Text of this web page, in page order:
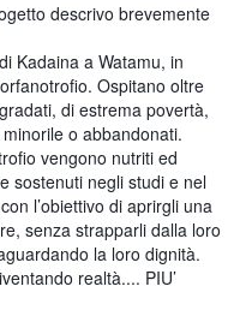
descrivo brevemente
Kadaina a Watamu, in
Ospitano oltre
di estrema povertà,
o abbandonati.
vengono nutriti ed
sostenuti negli studi e nel
l’obiettivo di aprirgli una
senza strapparli dalla loro
la loro dignità.
realtà.... PIU’